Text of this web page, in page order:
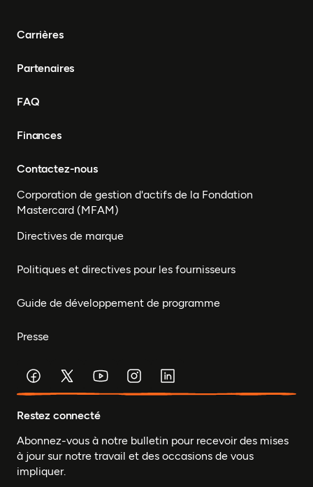
Carrières
Partenaires
FAQ
Finances
Contactez-nous
Corporation de gestion d'actifs de la Fondation
Mastercard (MFAM)
Directives de marque
Politiques et directives pour les fournisseurs
Guide de développement de programme
Presse
Restez connecté
Abonnez-vous à notre bulletin pour recevoir des mises
à jour sur notre travail et des occasions de vous
impliquer.